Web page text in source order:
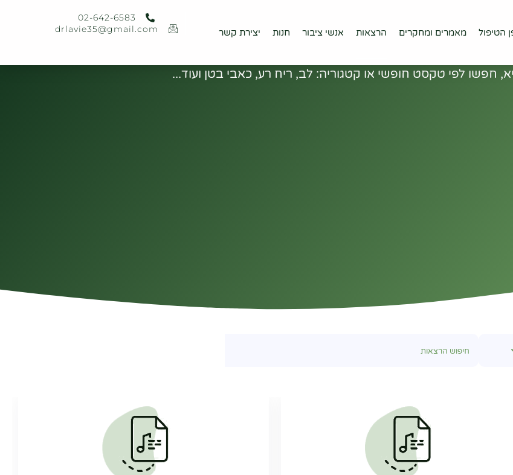
מאמרים ומחקרים
02-642-6583
drlavie35@gmail.com
הטיפול מאמרים ומחקרים הרצאות אנשי ציבור חנות יצירת קשר
02-642-6583
drlavie35@gmail.com
הרצאות
חפשו לפי טקסט חופשי או קטגוריה: לב, ריח רע, כאבי בטן ועוד...